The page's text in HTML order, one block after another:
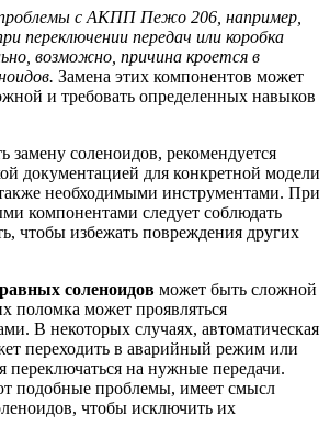
проблемы с АКПП Пежо 206, например,
переключении передач или коробка
возможно, причина кроется в
Замена этих компонентов может
и требовать определенных навыков
замену соленоидов, рекомендуется
документацией для конкретной модели
необходимыми инструментами. При
компонентами следует соблюдать
чтобы избежать повреждения других
соленоидов может быть сложной
поломка может проявляться
В некоторых случаях, автоматическая
переходить в аварийный режим или
переключаться на нужные передачи.
подобные проблемы, имеет смысл
чтобы исключить их